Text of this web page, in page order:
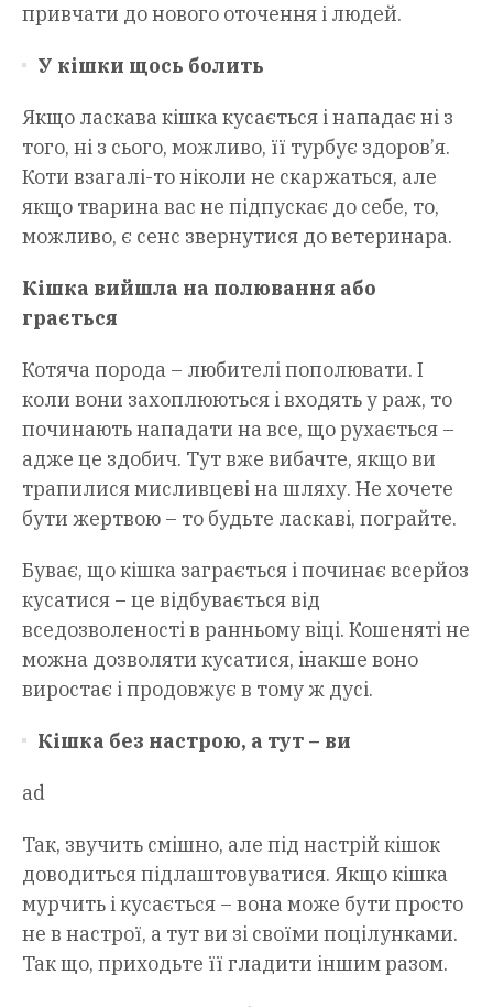
привчати до нового оточення і людей.
У кішки щось болить
Якщо ласкава кішка кусається і нападає ні з
того, ні з сього, можливо, її турбує здоров’я.
Коти взагалі-то ніколи не скаржаться, але
якщо тварина вас не підпускає до себе, то,
можливо, є сенс звернутися до ветеринара.
Кішка вийшла на полювання або
грається
Котяча порода – любителі пополювати. І
коли вони захоплюються і входять у раж, то
починають нападати на все, що рухається –
адже це здобич. Тут вже вибачте, якщо ви
трапилися мисливцеві на шляху. Не хочете
бути жертвою – то будьте ласкаві, пограйте.
Буває, що кішка заграється і починає всерйоз
кусатися – це відбувається від
вседозволеності в ранньому віці. Кошеняті не
можна дозволяти кусатися, інакше воно
виростає і продовжує в тому ж дусі.
Кішка без настрою, а тут – ви
ad
Так, звучить смішно, але під настрій кішок
доводиться підлаштовуватися. Якщо кішка
мурчить і кусається – вона може бути просто
не в настрої, а тут ви зі своїми поцілунками.
Так що, приходьте її гладити іншим разом.